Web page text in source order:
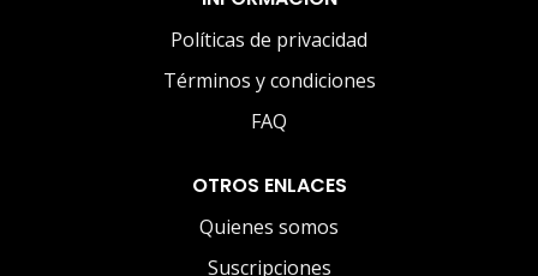
Políticas de privacidad
Términos y condiciones
FAQ
OTROS ENLACES
Quienes somos
Suscripciones